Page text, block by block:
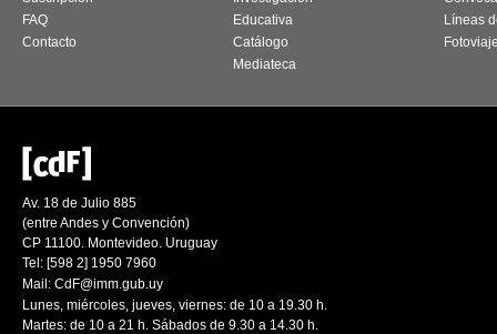
FAQ
Contacto
Educativa
Catálogo
Mediateca
Líneas
Av. 18 de Julio 885
(entre Andes y Convención)
CP 11100. Montevideo. Uruguay
Tel: [598 2] 1950 7960
Mail: CdF@imm.gub.uy
Lunes, miércoles, jueves, viernes: de 10 a 19.30 h.
Martes: de 10 a 21 h. Sábados de 9.30 a 14.30 h.